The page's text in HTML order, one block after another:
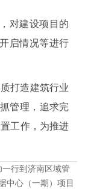
对建设项目的
启情况等进行
打造建筑行业
管理，追求完
工作，为推进
行到济南区域管
中心（一期）项目